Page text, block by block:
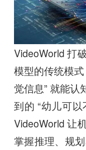
VideoWorld 打
模型的传统模
觉信息” 就能认
到的 “幼儿可以
VideoWorld 让
掌握推理、规